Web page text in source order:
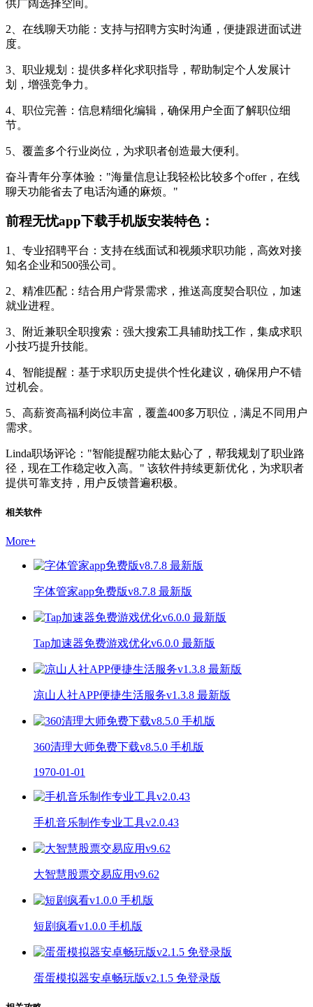
供广阔选择空间。
2、在线聊天功能：支持与招聘方实时沟通，便捷跟进面试进
度。
3、职业规划：提供多样化求职指导，帮助制定个人发展计
划，增强竞争力。
4、职位完善：信息精细化编辑，确保用户全面了解职位细
节。
5、覆盖多个行业岗位，为求职者创造最大便利。
奋斗青年分享体验："海量信息让我轻松比较多个offer，在线
聊天功能省去了电话沟通的麻烦。"
前程无忧app下载手机版安装特色：
1、专业招聘平台：支持在线面试和视频求职功能，高效对接
知名企业和500强公司。
2、精准匹配：结合用户背景需求，推送高度契合职位，加速
就业进程。
3、附近兼职全职搜索：强大搜索工具辅助找工作，集成求职
小技巧提升技能。
4、智能提醒：基于求职历史提供个性化建议，确保用户不错
过机会。
5、高薪资高福利岗位丰富，覆盖400多万职位，满足不同用户
需求。
Linda职场评论："智能提醒功能太贴心了，帮我规划了职业路
径，现在工作稳定收入高。" 该软件持续更新优化，为求职者
提供可靠支持，用户反馈普遍积极。
相关软件
More+
字体管家app免费版v8.7.8 最新版
Tap加速器免费游戏优化v6.0.0 最新版
凉山人社APP便捷生活服务v1.3.8 最新版
360清理大师免费下载v8.5.0 手机版
1970-01-01
手机音乐制作专业工具v2.0.43
大智慧股票交易应用v9.62
短剧疯看v1.0.0 手机版
蛋蛋模拟器安卓畅玩版v2.1.5 免登录版